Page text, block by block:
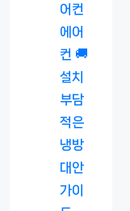
어컨
에어
컨 🚚
설치
부담
적은
냉방
대안
가이